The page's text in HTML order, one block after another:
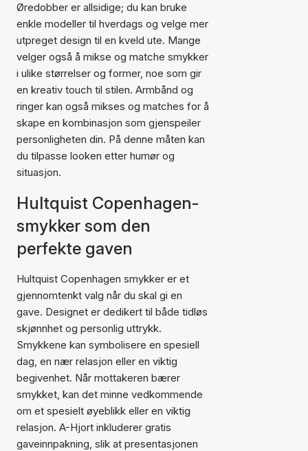
Øredobber er allsidige; du kan bruke
enkle modeller til hverdags og velge mer
utpreget design til en kveld ute. Mange
velger også å mikse og matche smykker
i ulike størrelser og former, noe som gir
en kreativ touch til stilen. Armbånd og
ringer kan også mikses og matches for å
skape en kombinasjon som gjenspeiler
personligheten din. På denne måten kan
du tilpasse looken etter humør og
situasjon.
Hultquist Copenhagen-
smykker som den
perfekte gaven
Hultquist Copenhagen smykker er et
gjennomtenkt valg når du skal gi en
gave. Designet er dedikert til både tidløs
skjønnhet og personlig uttrykk.
Smykkene kan symbolisere en spesiell
dag, en nær relasjon eller en viktig
begivenhet. Når mottakeren bærer
smykket, kan det minne vedkommende
om et spesielt øyeblikk eller en viktig
relasjon. A-Hjort inkluderer gratis
gaveinnpakning, slik at presentasjonen